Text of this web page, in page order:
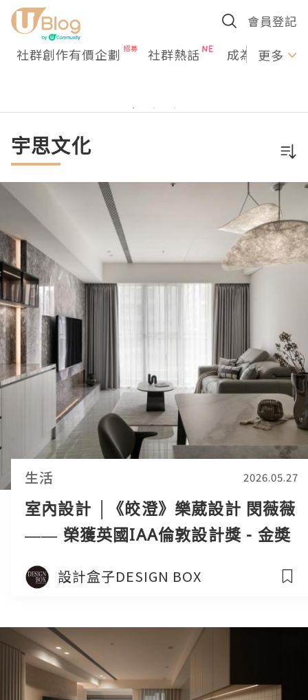
會員登記
社群創作有價企劃 社群熱話 成為U更多
宇思文化
生活 2026.05.27
室內設計 │《皎澄》樂葳設計 閔薇薇
—— 榮獲英國IAA倫敦設計獎 - 金奬
設計盒子DESIGN BOX